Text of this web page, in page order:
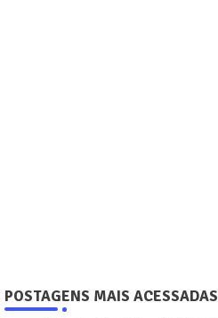
POSTAGENS MAIS ACESSADAS